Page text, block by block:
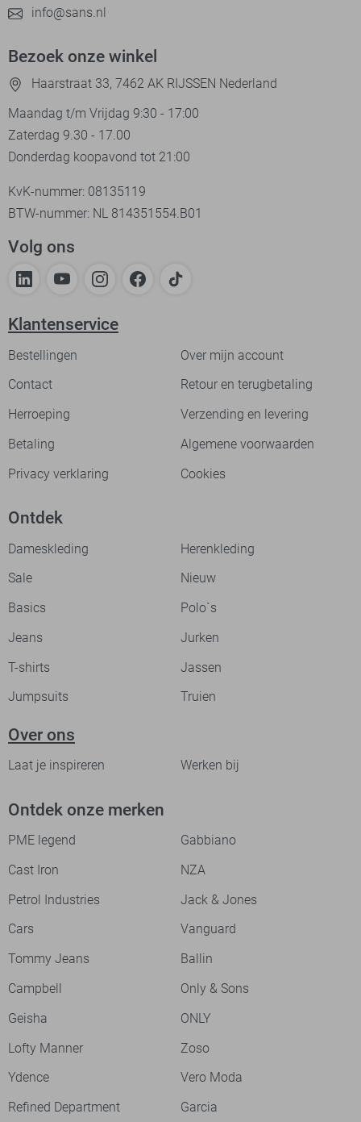
info@sans.nl
Bezoek onze winkel
Haarstraat 33, 7462 AK RIJSSEN Nederland
Maandag t/m Vrijdag 9:30 - 17:00
Zaterdag 9.30 - 17.00
Donderdag koopavond tot 21:00
KvK-nummer: 08135119
BTW-nummer: NL 814351554.B01
Volg ons
Klantenservice
Bestellingen
Over mijn account
Contact
Retour en terugbetaling
Herroeping
Verzending en levering
Betaling
Algemene voorwaarden
Privacy verklaring
Cookies
Ontdek
Dameskleding
Herenkleding
Sale
Nieuw
Basics
Polo`s
Jeans
Jurken
T-shirts
Jassen
Jumpsuits
Truien
Over ons
Laat je inspireren Werken bij
Ontdek onze merken
PME legend
Gabbiano
Cast Iron
NZA
Petrol Industries
Jack & Jones
Cars
Vanguard
Tommy Jeans
Ballin
Campbell
Only & Sons
Geisha
ONLY
Lofty Manner
Zoso
Ydence
Vero Moda
Refined Department
Garcia